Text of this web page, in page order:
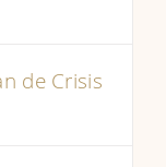
de Crisis